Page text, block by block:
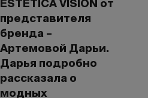
ESTETICA VISION от
представителя
бренда –
Артемовой Дарьи.
Дарья подробно
рассказала о
модных